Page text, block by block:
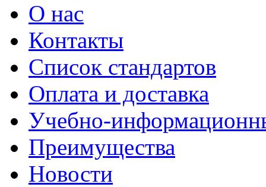
О нас
Контакты
Список стандартов
Оплата и доставка
Учебно-
Преимущества
Новости